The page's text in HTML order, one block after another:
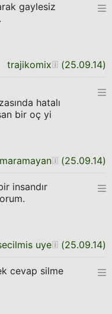
gaylesiz
trajikomix (25.09.14)
hatalı
bir oç yi
(25.09.14)
insandır
uye (25.09.14)
cevap silme